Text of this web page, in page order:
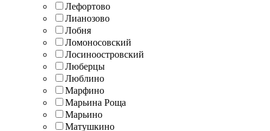
Лефортово
Лианозово
Лобня
Ломоносовский
Лосиноостровский
Люберцы
Люблино
Марфино
Марьина Роща
Марьино
Матушкино